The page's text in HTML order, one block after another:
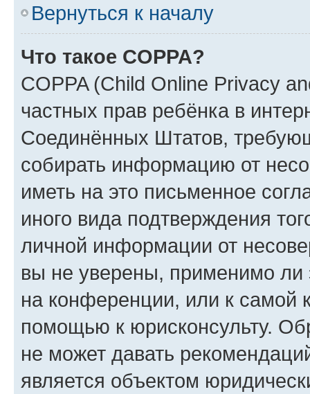
Вернуться к началу
Что такое COPPA?
COPPA (Child Online Privacy
частных прав ребёнка в
Соединённых Штатов,
собирать информацию от
иметь на это письменное
иного вида подтверждения
личной информации от
вы не уверены, применимо ли
на конференции, или к самой
помощью к юрисконсульту.
не может давать
является объектом